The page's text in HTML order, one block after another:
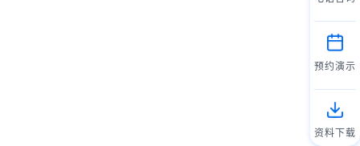
预约演示
资料下载